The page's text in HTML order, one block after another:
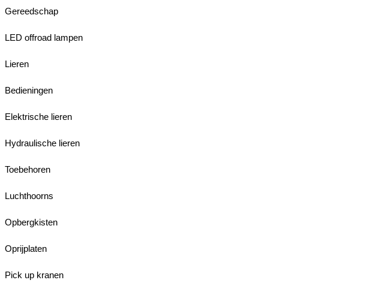
Gereedschap
LED offroad lampen
Lieren
Bedieningen
Elektrische lieren
Hydraulische lieren
Toebehoren
Luchthoorns
Opbergkisten
Oprijplaten
Pick up kranen